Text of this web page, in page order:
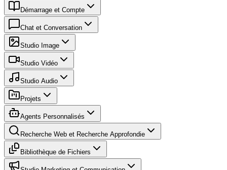
Démarrage et Compte
Chat et Conversation
Studio Image
Studio Vidéo
Studio Audio
Projets
Agents Personnalisés
Recherche Web et Recherche Approfondie
Bibliothèque de Fichiers